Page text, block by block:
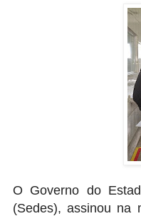
O Governo do
(Sedes), assinou na